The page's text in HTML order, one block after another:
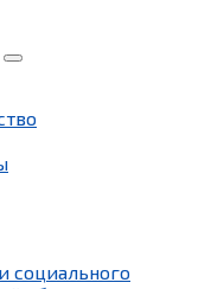
социального